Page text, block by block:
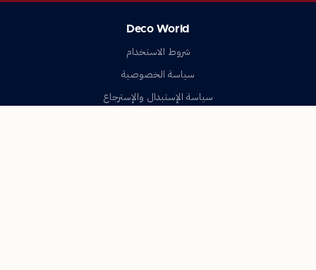
Deco World
شروط الاستخدام
سياسة الخصوصية
سياسة الإستبدال والإسترجاع